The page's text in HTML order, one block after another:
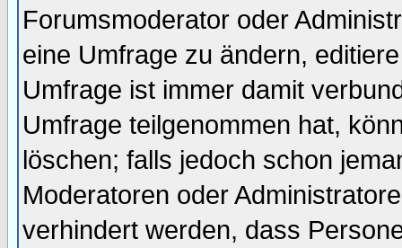
Forumsmoderator oder
eine Umfrage zu ändern,
Umfrage ist immer damit
Umfrage teilgenommen hat,
löschen; falls jedoch schon
Moderatoren oder
verhindert werden, dass